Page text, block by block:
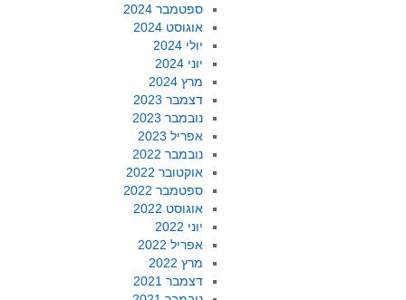
ספטמבר 2024
אוגוסט 2024
יולי 2024
יוני 2024
מרץ 2024
דצמבר 2023
נובמבר 2023
אפריל 2023
נובמבר 2022
אוקטובר 2022
ספטמבר 2022
אוגוסט 2022
יוני 2022
אפריל 2022
מרץ 2022
דצמבר 2021